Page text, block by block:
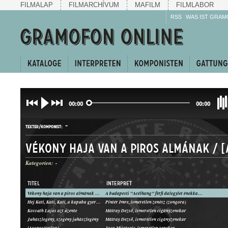
FILMALAP FILMARCHÍVUM MAFILM FILMLABOR
RSS WAS IST
00:00 00:00
TEXTER/KOMPONIST: -
GATTUNG: NÉPDALEGYVELEG
Kategorien: -
TITEL INTERPRET
Vékony haja van a piros almának / [azonosítatlan] / [azonosítatlan] / [azonosítatlan]
A budapesti "Acélhang" férfi dalegylet énekkara, Vezényel: Krausz Gusztáv
Hej Kati, Kati, Kati, a kapuba gyere ki
Pintér Imre, ismeretlen zenész (zongora)
Kossuth Lajos azt üzente
Mátray Dezső, ismeretlen cigányzenekar
Juhászlegény, szegény juhászlegény
Mátray Dezső, ismeretlen cigányzenekar